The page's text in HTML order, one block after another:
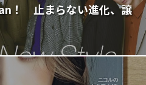
！ 止まらない進化、譲